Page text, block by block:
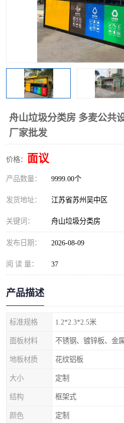
舟山垃圾分类房 多麦公共
厂家批发
价格： 面议
产品数量： 9999.00个
发货地址： 江苏省苏州吴中区
关键词： 舟山垃圾分类房
发布日期： 2026-08-09
阅 读 量： 37
产品描述
标准规格 1.2*2.3*2.5米
面板材料 不锈钢、镀锌板、金
地板材质 花纹铝板
大小 定制
结构 框架式
颜色 定制